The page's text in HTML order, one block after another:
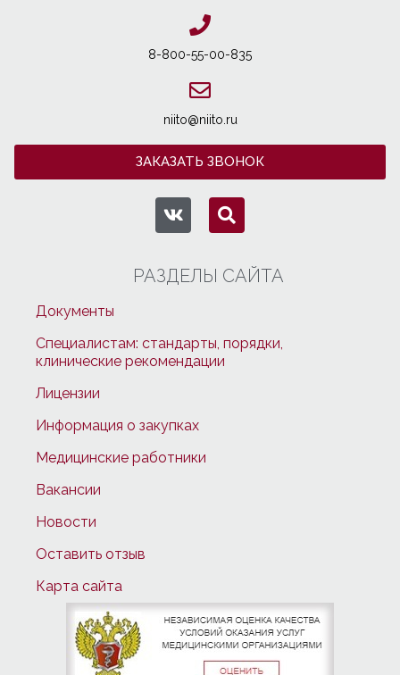
8-800-55-00-835
niito@niito.ru
ЗАКАЗАТЬ ЗВОНОК
РАЗДЕЛЫ САЙТА
Документы
Специалистам: стандарты, порядки,
клинические рекомендации
Лицензии
Информация о закупках
Медицинские работники
Вакансии
Новости
Оставить отзыв
Карта сайта